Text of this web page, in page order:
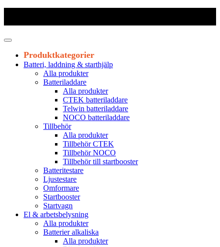
Produktkategorier
Batteri, laddning & starthjälp
Alla produkter
Batteriladdare
Alla produkter
CTEK batteriladdare
Telwin batteriladdare
NOCO batteriladdare
Tillbehör
Alla produkter
Tillbehör CTEK
Tillbehör NOCO
Tillbehör till startbooster
Batteritestare
Ljustestare
Omformare
Startbooster
Startvagn
El & arbetsbelysning
Alla produkter
Batterier alkaliska
Alla produkter